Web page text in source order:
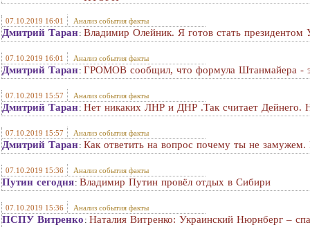
07.10.2019 16:01 Анализ события факты
Дмитрий Таран: Владимир Олейник. Я готов стать президентом
07.10.2019 16:01 Анализ события факты
Дмитрий Таран: ГРОМОВ сообщил, что формула Штанмайера -
07.10.2019 15:57 Анализ события факты
Дмитрий Таран: Нет никаких ЛНР и ДНР .Так считает Дейнего.
07.10.2019 15:57 Анализ события факты
Дмитрий Таран: Как ответить на вопрос почему ты не замужем.
07.10.2019 15:36 Анализ события факты
Путин сегодня: Владимир Путин провёл отдых в Сибири
07.10.2019 15:36 Анализ события факты
ПСПУ Витренко : Наталия Витренко: Украинский Нюрнберг –